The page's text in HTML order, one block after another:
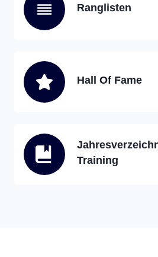
Ranglisten
Hall Of Fame
Training